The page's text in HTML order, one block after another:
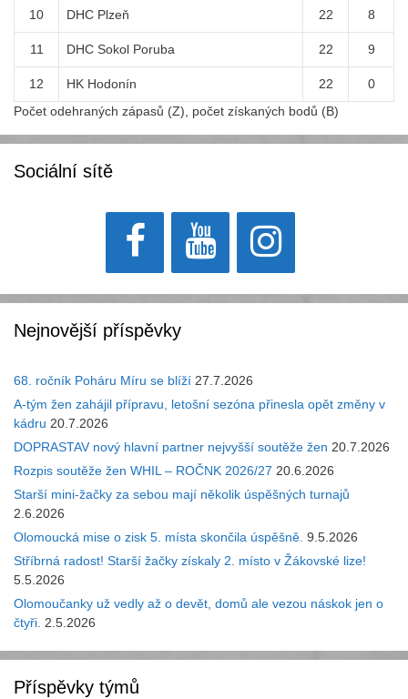
10 DHC Plzeň 22 8
11 DHC Sokol Poruba 22 9
12 HK Hodonín 22
0
Počet odehraných zápasů (Z), počet získaných bodů (B)
Sociální sítě
Nejnovější příspěvky
68. ročník Poháru Míru se blíží 27.7.2026
A-tým žen zahájil přípravu, letošní sezóna přinesla opět změny v
kádru 20.7.2026
DOPRASTAV nový hlavní partner nejvyšší soutěže žen 20.7.2026
Rozpis soutěže žen WHIL – ROČNK 2026/27 20.6.2026
Starší mini-žačky za sebou mají několik úspěšných turnajů
2.6.2026
Olomoucká mise o zisk 5. místa skončila úspěšně. 9.5.2026
Stříbrná radost! Starší žačky získaly 2. místo v Žákovské lize!
5.5.2026
Olomoučanky už vedly až o devět, domů ale vezou náskok jen o
čtyři. 2.5.2026
Příspěvky týmů